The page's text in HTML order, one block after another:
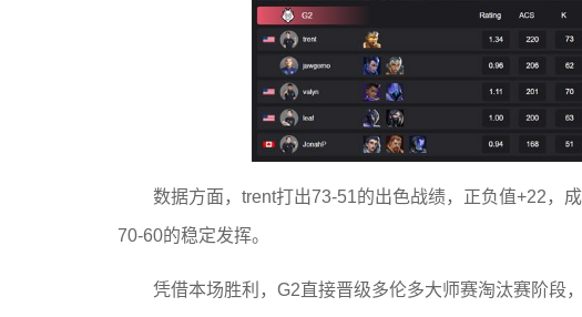
数据方面，trent打出73-51的出色战绩，正负值+22，
70-60的稳定发挥。
凭借本场胜利，G2直接晋级多伦多大师赛淘汰赛阶段